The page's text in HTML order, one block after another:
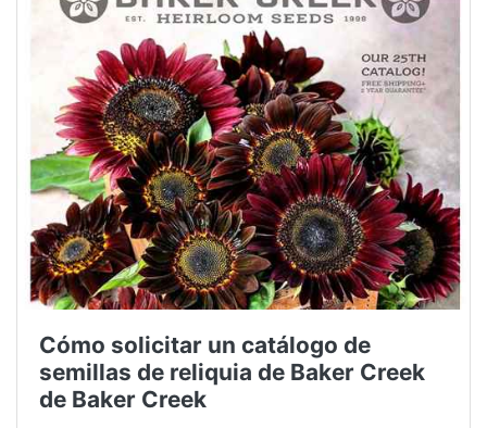
Cómo solicitar un catálogo de
semillas de reliquia de Baker Creek
de Baker Creek